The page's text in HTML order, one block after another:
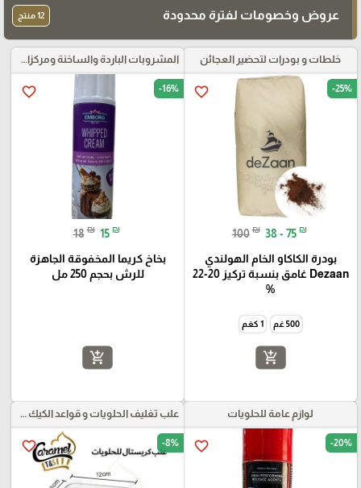
عروض وخصومات لفترة محدودة 12 منتج
خلطات و بودرات لتحضير العجائن
favorite_border -25%
100 ₪ 38 - 75 ₪
بودرة الكاكاو الخام الهولندي
Dezaan غامق بنسبة تركيز 20-22
%
500 غم 1 كغم
add_shopping_cart
المشروبات الباردة والساخنة ومركزات الموهيتو
favorite_border -16%
18 ₪ 15 ₪
بخاخ كريما المخفوقة الجاهزة
للرش بحجم 250 مل
add_shopping_cart
لوازم عامة للحلويات
favorite_border -20%
علب تغليف الحلويات و قواعد الكيك و علب بلاستيكية بأنواعها
favorite_border -8%